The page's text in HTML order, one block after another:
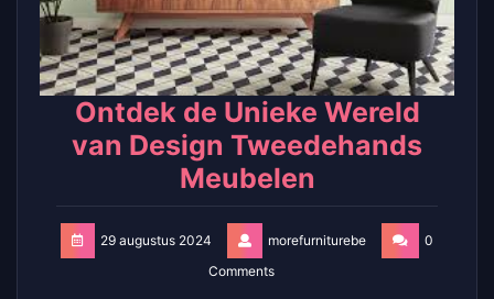
Ontdek de Unieke Wereld
van Design Tweedehands
Meubelen
29 augustus 2024 morefurniturebe
0
Comments